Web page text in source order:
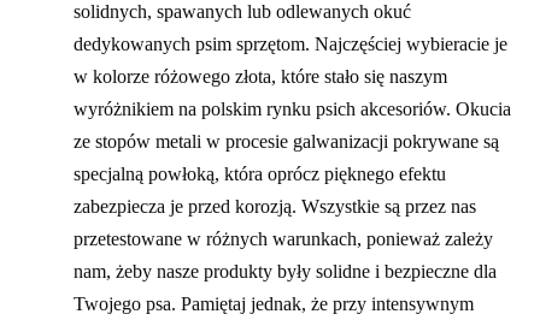
solidnych, spawanych lub odlewanych okuć
dedykowanych psim sprzętom. Najczęściej wybieracie je
w kolorze różowego złota, które stało się naszym
wyróżnikiem na polskim rynku psich akcesoriów. Okucia
ze stopów metali w procesie galwanizacji pokrywane są
specjalną powłoką, która oprócz pięknego efektu
zabezpiecza je przed korozją. Wszystkie są przez nas
przetestowane w różnych warunkach, ponieważ zależy
nam, żeby nasze produkty były solidne i bezpieczne dla
Twojego psa. Pamiętaj jednak, że przy intensywnym